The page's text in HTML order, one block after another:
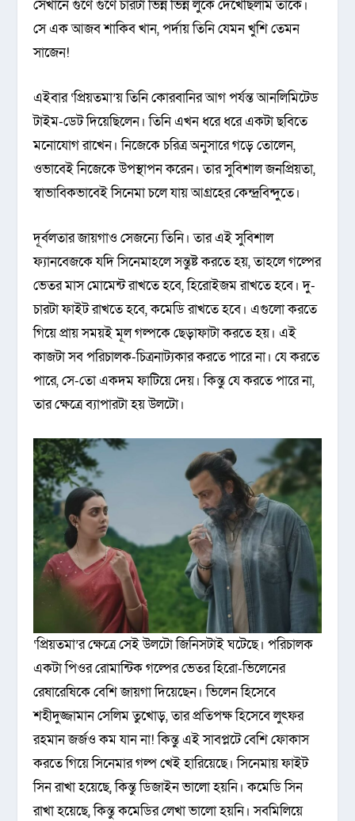
সেখানে গুণে গুণে চারটা ভিন্ন ভিন্ন লুকে দেখেছিলাম তাকে।
সে এক আজব শাকিব খান, পর্দায় তিনি যেমন খুশি তেমন
সাজেন!
এইবার ‘প্রিয়তমা’য় তিনি কোরবানির আগ পর্যন্ত আনলিমিটেড
টাইম-ডেট দিয়েছিলেন। তিনি এখন ধরে ধরে একটা ছবিতে
মনোযোগ রাখেন। নিজেকে চরিত্র অনুসারে গড়ে তোলেন,
ওভাবেই নিজেকে উপস্থাপন করেন। তার সুবিশাল জনপ্রিয়তা,
স্বাভাবিকভাবেই সিনেমা চলে যায় আগ্রহের কেন্দ্রবিন্দুতে।
দূর্বলতার জায়গাও সেজন্যে তিনি। তার এই সুবিশাল
ফ্যানবেজকে যদি সিনেমাহলে সন্তুষ্ট করতে হয়, তাহলে গল্পের
ভেতর মাস মোমেন্ট রাখতে হবে, হিরোইজম রাখতে হবে। দু-
চারটা ফাইট রাখতে হবে, কমেডি রাখতে হবে। এগুলো করতে
গিয়ে প্রায় সময়ই মূল গল্পকে ছেড়াফাটা করতে হয়। এই
কাজটা সব পরিচালক-চিত্রনাট্যকার করতে পারে না। যে করতে
পারে, সে-তো একদম ফাটিয়ে দেয়। কিন্তু যে করতে পারে না,
তার ক্ষেত্রে ব্যাপারটা হয় উলটো।
‘প্রিয়তমা’র ক্ষেত্রে সেই উলটো জিনিসটাই ঘটেছে। পরিচালক
একটা পিওর রোমান্টিক গল্পের ভেতর হিরো-ভিলেনের
রেষারেষিকে বেশি জায়গা দিয়েছেন। ভিলেন হিসেবে
শহীদুজ্জামান সেলিম তুখোড়, তার প্রতিপক্ষ হিসেবে লুৎফর
রহমান জর্জও কম যান না! কিন্তু এই সাবপ্লটে বেশি ফোকাস
করতে গিয়ে সিনেমার গল্প খেই হারিয়েছে। সিনেমায় ফাইট
সিন রাখা হয়েছে, কিন্তু ডিজাইন ভালো হয়নি। কমেডি সিন
রাখা হয়েছে, কিন্তু কমেডির লেখা ভালো হয়নি। সবমিলিয়ে